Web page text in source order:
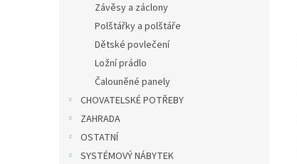
Závěsy a záclony
Polštářky a polštáře
Dětské povlečení
Ložní prádlo
Čalouněné panely
CHOVATELSKÉ POTŘEBY
ZAHRADA
OSTATNÍ
SYSTÉMOVÝ NÁBYTEK